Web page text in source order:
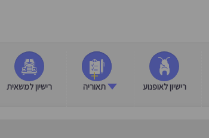
רישיון לאופנוע תאוריה רישיון למשאית